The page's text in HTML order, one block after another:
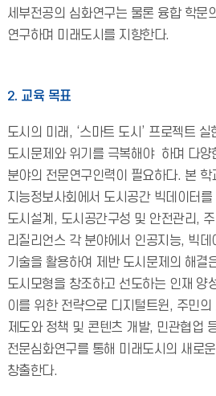
세부전공의 심화연구는 물론 융합 학문
연구하며 미래도시 를 지향한다.
2. 교육 목표
도시의 미래, ‘스마트 도시’ 프로젝트
도시문제와 위기를 극복해야 하며 다양
분야의 전문연구인력이 필요하다. 본 학
지능정보사회에서 도시공간 빅데이터
도시설계, 도시공간구성 및 안전관리,
리질리언스 각 분야에서 인공지능, 빅
기술을 활용하여 제반 도시문제의 해결
도시모형을 창조하고 선도하는 인재 양
이를 위한 전략으로 디지털트윈, 주민
제도와 정책 및 콘텐츠 개발, 민관협업
전문심화연구를 통해 미래도시의 새로
창출한다.